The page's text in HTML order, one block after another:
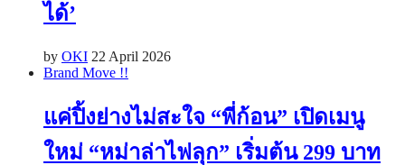
ได้’
by OKI 22 April 2026
Brand Move !!
แค่ปิ้งย่างไม่สะใจ “พี่ก้อน” เปิดเมนู
ใหม่ “หม่าล่าไฟลุก” เริ่มต้น 299 บาท